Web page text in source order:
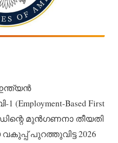
Based First
മുൻഗണനാ തീയതി
പുറത്തുവിട്ട 2026